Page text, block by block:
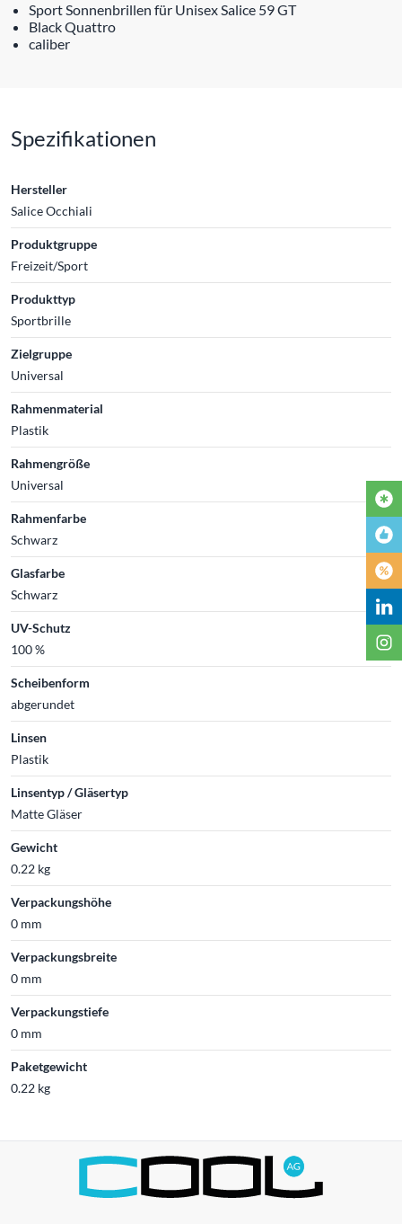
Sport Sonnenbrillen für Unisex Salice 59 GT
Black Quattro
caliber
Spezifikationen
Hersteller
Salice Occhiali
Produktgruppe
Freizeit/Sport
Produkttyp
Sportbrille
Zielgruppe
Universal
Rahmenmaterial
Plastik
Rahmengröße
Universal
Rahmenfarbe
Schwarz
Glasfarbe
Schwarz
UV-Schutz
100 %
Scheibenform
abgerundet
Linsen
Plastik
Linsentyp / Gläsertyp
Matte Gläser
Gewicht
0.22 kg
Verpackungshöhe
0 mm
Verpackungsbreite
0 mm
Verpackungstiefe
0 mm
Paketgewicht
0.22 kg